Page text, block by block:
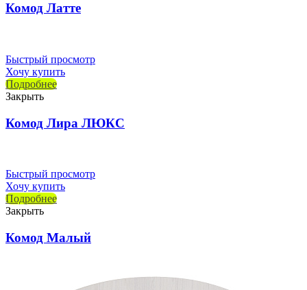
Комод Латте
Быстрый просмотр
Хочу купить
Подробнее
Закрыть
Комод Лира ЛЮКС
Быстрый просмотр
Хочу купить
Подробнее
Закрыть
Комод Малый